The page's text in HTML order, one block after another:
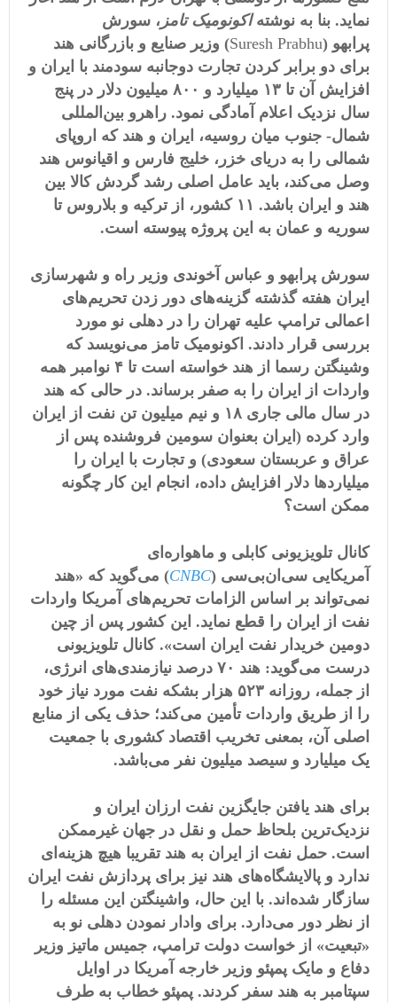
نماید. بنا به نوشته اکونومیک تامز ، سورش
پرابهو (
Suresh Prabhu) وزیر صنایع و بازرگانی هند
برای دو برابر کردن تجارت دوجانبه سودمند با ایران و
افزایش آن تا ١٣ میلیارد و ۸٠٠ میلیون دلار در پنج
سال نزدیک اعلام آمادگی نمود. راهرو بین‌المللی
شمال- جنوب میان روسیه، ایران و هند که اروپای
شمالی را به دریای خزر، خلیج فارس و اقیانوس هند
وصل می‌کند، باید عامل اصلی رشد گردش کالا بین
هند و ایران باشد. ١١ کشور، از ترکیه و بلاروس تا
سوریه و عمان به این پروژه پیوسته‌ است.
سورش پرابهو و عباس آخوندی وزیر راه و شهرسازی
ایران هفته گذشته گزینه‌های دور زدن تحریم‌های
اعمالی ترامپ علیه تهران را در دهلی نو مورد
بررسی قرار دادند. اکونومیک تامز می‌نویسد که
وشینگتن رسما از هند خواسته است تا ۴ نوامبر همه
واردات از ایران را به صفر برساند. در حالی که هند
در سال مالی جاری ١۸ و نیم میلیون تن نفت از ایران
وارد کرده (ایران بعنوان سومین فروشنده پس از
عراق و عربستان سعودی) و تجارت با ایران را
میلیاردها دلار افزایش داده، انجام این کار چگونه
ممکن است؟
کانال تلویزیونی کابلی و ماهواره‌ای
آمریکایی سی‌ان‌بی‌سی (
CNBC) می‌گوید که «هند
نمی‌تواند بر اساس الزامات تحریم‌های آمریکا واردات
نفت از ایران را قطع نماید. این کشور پس از چین
دومین خریدار نفت ایران است». کانال تلویزیونی
درست می‌گوید: هند ۷٠ درصد نیازمندی‌های انرژی،
از جمله، روزانه ۵۲٣ هزار بشکه نفت مورد نیاز خود
را از طریق واردات تأمین می‌کند؛ حذف یکی از منابع
اصلی آن، بمعنی تخریب اقتصاد کشوری با جمعیت
یک میلیارد و سیصد میلیون نفر می‌باشد.
برای هند یافتن جایگزین نفت ارزان ایران و
نزدیک‌ترین بلحاظ حمل و نقل در جهان غیرممکن
است. حمل نفت از ایران به هند تقریبا هیچ هزینه‌ای
ندارد و پالایشگاه‌های هند نیز برای پردازش نفت ایران
سازگار شده‌اند. با این حال، واشینگتن این مسئله را
از نظر دور می‌دارد. برای وادار نمودن دهلی نو به
«تبعیت» از خواست دولت ترامپ، جمیس ماتیز وزیر
دفاع و مایک پمپئو وزیر خارجه آمریکا در اوایل
سپتامبر به هند سفر کردند. پمپئو خطاب به طرف